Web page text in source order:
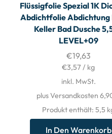
Flüssigfolie Spezial 1K
Abdichtfolie Abdichtung
Keller Bad Dusche
LEVEL+09
€19,63
€3,57 / kg
inkl. MwSt.
plus Versandkosten
Produkt enthält: 5,5
In Den Warenkorb